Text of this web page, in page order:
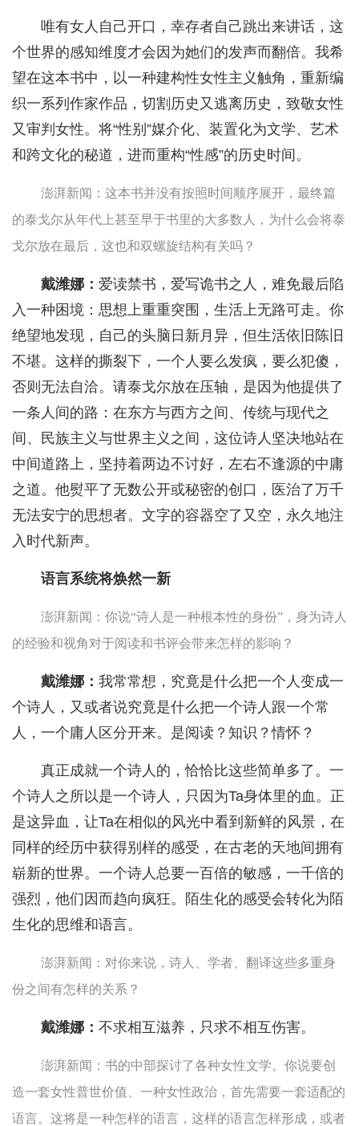
唯有女人自己开口，幸存者自己跳出来讲话，这
个世界的感知维度才会因为她们的发声而翻倍。我希
望在这本书中，以一种建构性女性主义触角，重新编
织一系列作家作品，切割历史又逃离历史，致敬女性
又审判女性。将“性别”媒介化、装置化为文学、艺术
和跨文化的秘道，进而重构“性感”的历史时间。
澎湃新闻：这本书并没有按照时间顺序展开，最终篇
的泰戈尔从年代上甚至早于书里的大多数人，为什么会将泰
戈尔放在最后，这也和双螺旋结构有关吗？
戴潍娜： 爱读禁书，爱写诡书之人，难免最后陷
入一种困境：思想上重重突围，生活上无路可走。你
绝望地发现，自己的头脑日新月异，但生活依旧陈旧
不堪。这样的撕裂下，一个人要么发疯，要么犯傻，
否则无法自洽。请泰戈尔放在压轴，是因为他提供了
一条人间的路：在东方与西方之间、传统与现代之
间、民族主义与世界主义之间，这位诗人坚决地站在
中间道路上，坚持着两边不讨好，左右不逢源的中庸
之道。他熨平了无数公开或秘密的创口，医治了万千
无法安宁的思想者。文字的容器空了又空，永久地注
入时代新声。
语言系统将焕然一新
澎湃新闻：你说“诗人是一种根本性的身份”，身为诗人
的经验和视角对于阅读和书评会带来怎样的影响？
戴潍娜： 我常常想，究竟是什么把一个人变成一
个诗人，又或者说究竟是什么把一个诗人跟一个常
人，一个庸人区分开来。是阅读？知识？情怀？
真正成就一个诗人的，恰恰比这些简单多了。一
个诗人之所以是一个诗人，只因为Ta身体里的血。正
是这异血，让Ta在相似的风光中看到新鲜的风景，在
同样的经历中获得别样的感受，在古老的天地间拥有
崭新的世界。一个诗人总要一百倍的敏感，一千倍的
强烈，他们因而趋向疯狂。陌生化的感受会转化为陌
生化的思维和语言。
澎湃新闻：对你来说，诗人、学者、翻译这些多重身
份之间有怎样的关系？
戴潍娜： 不求相互滋养，只求不相互伤害。
澎湃新闻：书的中部探讨了各种女性文学。你说要创
造一套女性普世价值、一种女性政治，首先需要一套适配的
语言。这将是一种怎样的语言，这样的语言怎样形成，或者